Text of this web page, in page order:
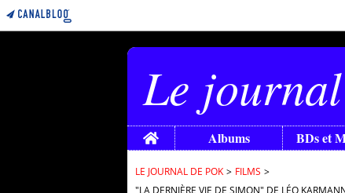
Le
Home Albums BDs et
LE JOURNAL DE POK > FILMS >
"LA DERNIÈRE VIE DE SIMON" DE LÉO